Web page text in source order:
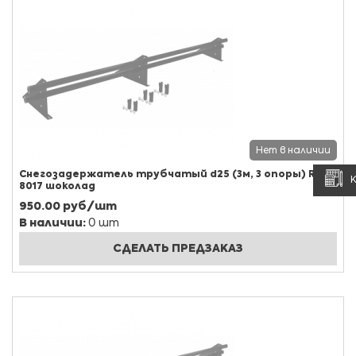
Нет в наличии
Снегозадержатель трубчатый d25 (3м, 3 опоры) RAL
8017 шоколад
950.00 руб/шт
В наличии: 0 шт
СДЕЛАТЬ ПРЕДЗАКАЗ